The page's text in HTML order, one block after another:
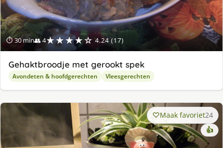
⏱ 30 min👥 4★★★★☆ 4.24 (17)
Gehaktbroodje met gerookt spek
Avondeten & hoofdgerechten Vleesgerechten
Maak favoriet24
👍